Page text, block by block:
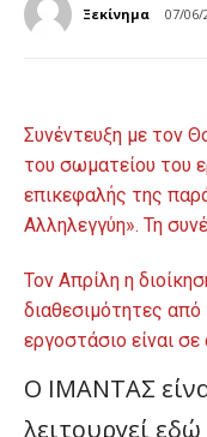
Ξεκίνημα 07/06/
Συνέντευξη με τον
του σωματείου του
επικεφαλής της
Αλληλεγγύη». Τη
Τον Απρίλη η
διαθεσιμότητες
εργοστάσιο είναι
Ο ΙΜΑΝΤΑΣ
λειτουργεί